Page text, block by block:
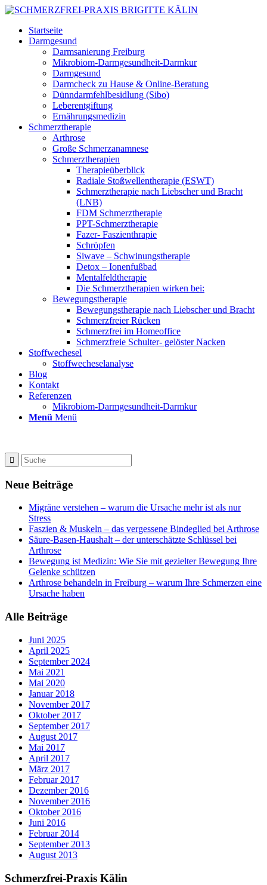
Startseite
Darmgesund
Darmsanierung Freiburg
Mikrobiom-Darmgesundheit-Darmkur
Darmgesund
Darmcheck zu Hause & Online-Beratung
Dünndarmfehlbesidlung (Sibo)
Leberentgiftung
Ernährungsmedizin
Schmerztherapie
Arthrose
Große Schmerzanamnese
Schmerztherapien
Therapieüberblick
Radiale Stoßwellentherapie (ESWT)
Schmerztherapie nach Liebscher und Bracht
(LNB)
FDM Schmerztherapie
PPT-Schmerztherapie
Fazer- Faszienthrapie
Schröpfen
Siwave – Schwinungstherapie
Detox – Ionenfußbad
Mentalfeldtherapie
Die Schmerztherapien wirken bei:
Bewegungstherapie
Bewegungstherapie nach Liebscher und Bracht
Schmerzfreier Rücken
Schmerzfrei im Homeoffice
Schmerzfreie Schulter- gelöster Nacken
Stoffwechesel
Stoffwecheselanalyse
Blog
Kontakt
Referenzen
Mikrobiom-Darmgesundheit-Darmkur
Menü Menü
Neue Beiträge
Migräne verstehen – warum die Ursache mehr ist als nur
Stress
Faszien & Muskeln – das vergessene Bindeglied bei Arthrose
Säure-Basen-Haushalt – der unterschätzte Schlüssel bei
Arthrose
Bewegung ist Medizin: Wie Sie mit gezielter Bewegung Ihre
Gelenke schützen
Arthrose behandeln in Freiburg – warum Ihre Schmerzen eine
Ursache haben
Alle Beiträge
Juni 2025
April 2025
September 2024
Mai 2021
Mai 2020
Januar 2018
November 2017
Oktober 2017
September 2017
August 2017
Mai 2017
April 2017
März 2017
Februar 2017
Dezember 2016
November 2016
Oktober 2016
Juni 2016
Februar 2014
September 2013
August 2013
Schmerzfrei-Praxis Kälin